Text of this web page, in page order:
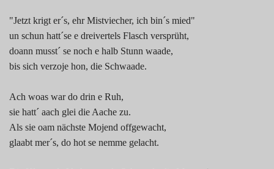
"Jetzt krigt er´s, ehr Mistviecher, ich bin´s mied"
un schun hatt´se e dreivertels Flasch versprüht,
doann musst´ se noch e halb Stunn waade,
bis sich verzoje hon, die Schwaade.
Ach woas war do drin e Ruh,
sie hatt´ aach glei die Aache zu.
Als sie oam nächste Mojend offgewacht,
glaabt mer´s, do hot se nemme gelacht.